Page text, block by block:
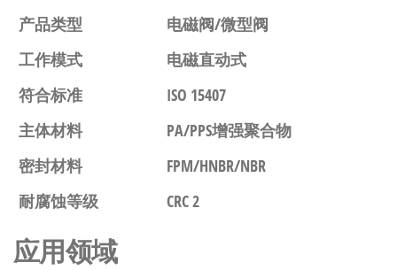
产品类型
电磁阀/微型阀
工作模式
电磁直动式
符合标准
ISO 15407
主体材料
PA/PPS增强聚合物
密封材料
FPM/HNBR/NBR
耐腐蚀等级
CRC 2
应用领域